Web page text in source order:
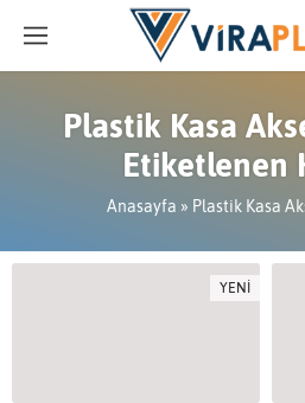
Plastik Kasa
Etiketlenen
Anasayfa » Plastik Kasa
YENİ